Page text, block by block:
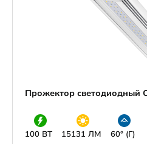
Прожектор светодиодный
100 ВТ 15131 ЛМ 60° (Г)